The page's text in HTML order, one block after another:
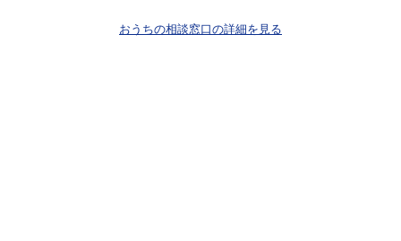
おうちの相談窓口の詳細を見る